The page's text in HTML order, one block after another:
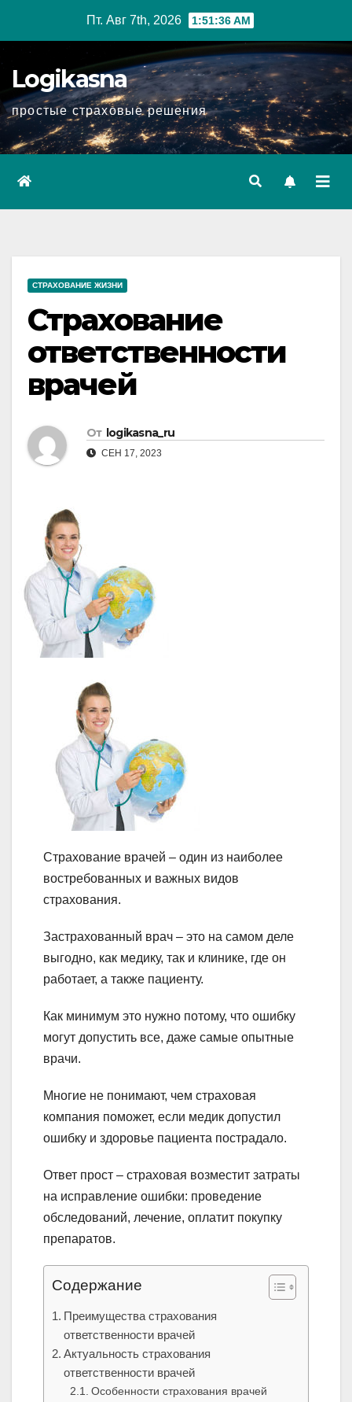
Пт. Авг 7th, 2026 1:51:37 AM
Logikasna
простые страховые решения
СТРАХОВАНИЕ ЖИЗНИ
Страхование
ответственности
врачей
От logikasna_ru
СЕН 17, 2023
Страхование врачей – один из наиболее
востребованных и важных видов
страхования.
Застрахованный врач – это на самом деле
выгодно, как медику, так и клинике, где он
работает, а также пациенту.
Как минимум это нужно потому, что ошибку
могут допустить все, даже самые опытные
врачи.
Многие не понимают, чем страховая
компания поможет, если медик допустил
ошибку и здоровье пациента пострадало.
Ответ прост – страховая возместит затраты
на исправление ошибки: проведение
обследований, лечение, оплатит покупку
препаратов.
Содержание
Преимущества страхования
ответственности врачей
Актуальность страхования
ответственности врачей
Особенности страхования врачей